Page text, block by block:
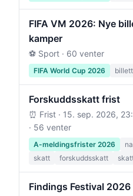
FIFA VM 2026: Nye
kamper
⚽ Sport · 60 venter
FIFA World Cup 2026
Forskuddsskatt frist
⏰ Frist · 15. sep. 2026,
· 56 venter
A-meldingsfrister 2026
skatt
forskuddsskatt
Findings Festival 2026